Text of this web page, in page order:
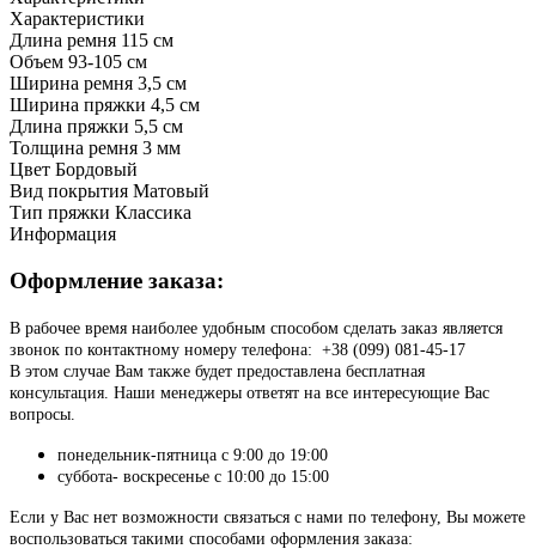
Характеристики
Длина ремня 115 см
Объем 93-105 см
Ширина ремня 3,5 см
Ширина пряжки 4,5 см
Длина пряжки 5,5 см
Толщина ремня 3 мм
Цвет Бордовый
Вид покрытия Матовый
Тип пряжки Классика
Информация
Оформление заказа:
В рабочее время наиболее удобным способом сделать заказ является
звонок по контактному номеру телефона: +38 (099) 081-45-17
В этом случае Вам также будет предоставлена бесплатная
консультация. Наши менеджеры ответят на все интересующие Вас
вопросы.
понедельник-пятница с 9:00 до 19:00
суббота- воскресенье с 10:00 до 15:00
Если у Вас нет возможности связаться с нами по телефону, Вы можете
воспользоваться такими способами оформления заказа: